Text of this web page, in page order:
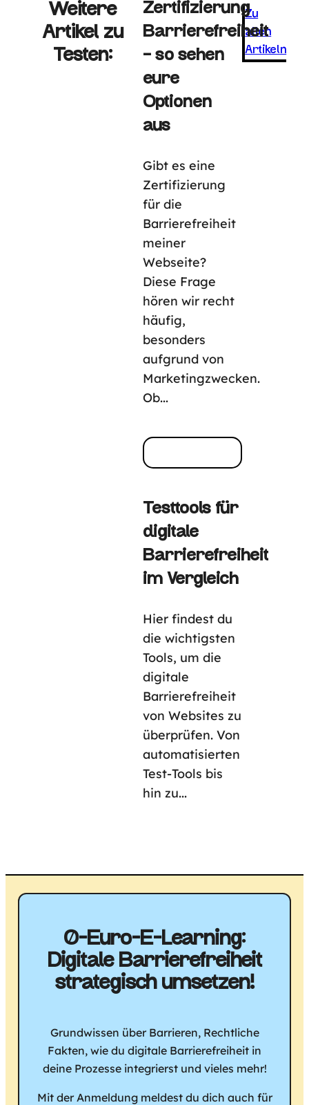
Weitere
Artikel zu
Testen:
Zertifizierung
Barrierefreiheit
– so sehen
eure
Optionen
aus
Gibt es eine
Zertifizierung
für die
Barrierefreiheit
meiner
Webseite?
Diese Frage
hören wir recht
häufig,
besonders
aufgrund von
Marketingzwecken.
Ob...
Testtools für
digitale
Barrierefreiheit
im Vergleich
Hier findest du
die wichtigsten
Tools, um die
digitale
Barrierefreiheit
von Websites zu
überprüfen. Von
automatisierten
Test-Tools bis
hin zu...
Zu
allen
Artikeln
0-Euro-E-Learning:
Digitale Barriere­freiheit
strategisch umsetzen!
Grundwissen über Barrieren, Rechtliche
Fakten, wie du digitale Barrierefreiheit in
deine Prozesse integrierst und vieles mehr!
Mit der Anmeldung meldest du dich auch für